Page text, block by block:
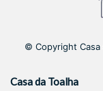
© Copyright
Casa da Toalha